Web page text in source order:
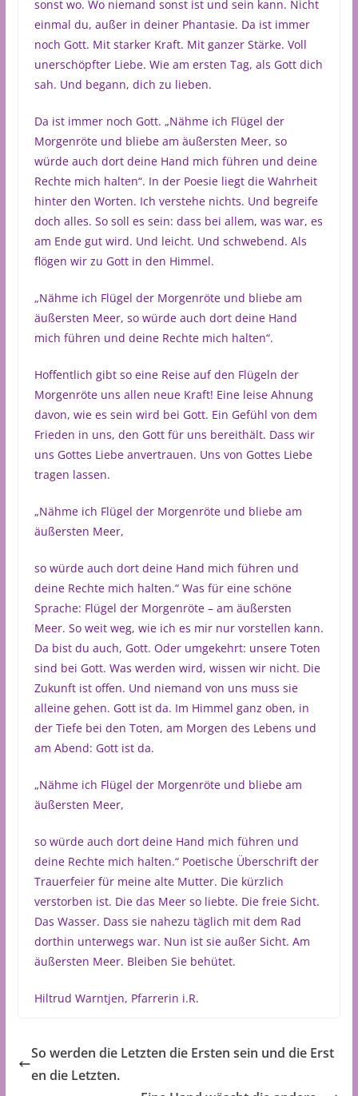
sonst wo. Wo niemand sonst ist und sein kann. Nicht
einmal du, außer in deiner Phantasie. Da ist immer
noch Gott. Mit starker Kraft. Mit ganzer Stärke. Voll
unerschöpfter Liebe. Wie am ersten Tag, als Gott dich
sah. Und begann, dich zu lieben.
Da ist immer noch Gott. „Nähme ich Flügel der
Morgenröte und bliebe am äußersten Meer, so
würde auch dort deine Hand mich führen und deine
Rechte mich halten“. In der Poesie liegt die Wahrheit
hinter den Worten. Ich verstehe nichts. Und begreife
doch alles. So soll es sein: dass bei allem, was war, es
am Ende gut wird. Und leicht. Und schwebend. Als
flögen wir zu Gott in den Himmel.
„Nähme ich Flügel der Morgenröte und bliebe am
äußersten Meer, so würde auch dort deine Hand
mich führen und deine Rechte mich halten“.
Hoffentlich gibt so eine Reise auf den Flügeln der
Morgenröte uns allen neue Kraft! Eine leise Ahnung
davon, wie es sein wird bei Gott. Ein Gefühl von dem
Frieden in uns, den Gott für uns bereithält. Dass wir
uns Gottes Liebe anvertrauen. Uns von Gottes Liebe
tragen lassen.
„Nähme ich Flügel der Morgenröte und bliebe am
äußersten Meer,
so würde auch dort deine Hand mich führen und
deine Rechte mich halten.“ Was für eine schöne
Sprache: Flügel der Morgenröte – am äußersten
Meer. So weit weg, wie ich es mir nur vorstellen kann.
Da bist du auch, Gott. Oder umgekehrt: unsere Toten
sind bei Gott. Was werden wird, wissen wir nicht. Die
Zukunft ist offen. Und niemand von uns muss sie
alleine gehen. Gott ist da. Im Himmel ganz oben, in
der Tiefe bei den Toten, am Morgen des Lebens und
am Abend: Gott ist da.
„Nähme ich Flügel der Morgenröte und bliebe am
äußersten Meer,
so würde auch dort deine Hand mich führen und
deine Rechte mich halten.“ Poetische Überschrift der
Trauerfeier für meine alte Mutter. Die kürzlich
verstorben ist. Die das Meer so liebte. Die freie Sicht.
Das Wasser. Dass sie nahezu täglich mit dem Rad
dorthin unterwegs war. Nun ist sie außer Sicht. Am
äußersten Meer. Bleiben Sie behütet.
Hiltrud Warntjen, Pfarrerin i.R.
So werden die Letzten die Ersten sein und die Erst
en die Letzten.